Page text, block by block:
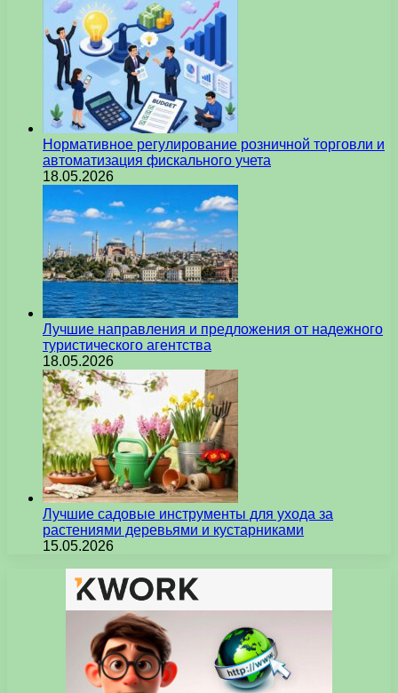
Нормативное регулирование розничной торговли и
автоматизация фискального учета
18.05.2026
Лучшие направления и предложения от надежного
туристического агентства
18.05.2026
Лучшие садовые инструменты для ухода за
растениями деревьями и кустарниками
15.05.2026